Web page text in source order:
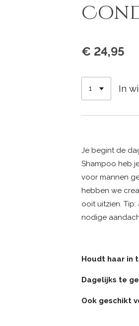
€ 24,95
In
Je begint de
Shampoo heb
voor mannen
hebben we
ooit uitzien.
nodige
Houdt haar in
Dagelijks te
Ook geschikt